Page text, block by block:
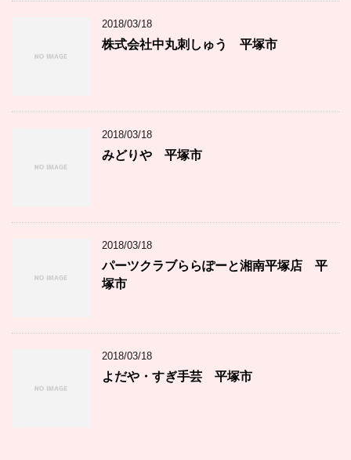
2018/03/18
株式会社中丸刺しゅう 平塚市
2018/03/18
みどりや 平塚市
2018/03/18
パーツクラブららぽーと湘南平塚店 平
塚市
2018/03/18
よだや・すぎ手芸 平塚市